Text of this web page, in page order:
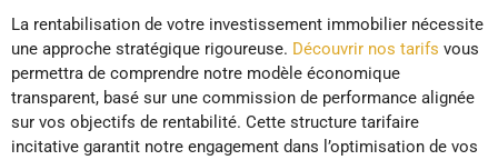
La rentabilisation de votre investissement immobilier nécessite
une approche stratégique rigoureuse. Découvrir nos tarifs vous
permettra de comprendre notre modèle économique
transparent, basé sur une commission de performance alignée
sur vos objectifs de rentabilité. Cette structure tarifaire
incitative garantit notre engagement dans l’optimisation de vos